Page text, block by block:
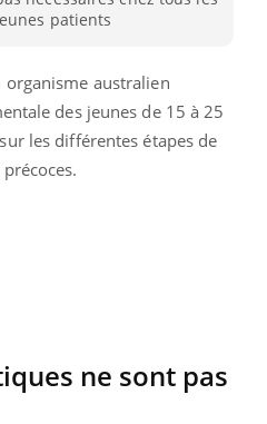
patients
organisme australien
des jeunes de 15 à 25
les différentes étapes de
ne sont pas